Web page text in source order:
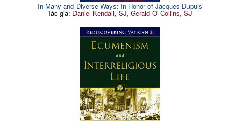
In Many and Diverse Ways: In Honor of Jacques Dupuis
Tác giả: Daniel Kendall, SJ, Gerald O' Collins, SJ